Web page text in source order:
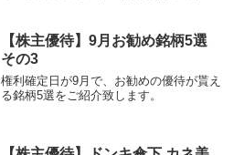
【株主優待】9月お勧め銘柄5選
その3
権利確定日が9月で、お勧めの優待が貰え
る銘柄5選をご紹介致します。